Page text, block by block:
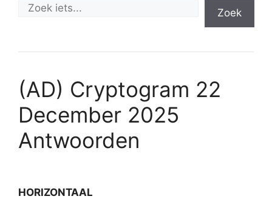
Zoek
(AD) Cryptogram 22
December 2025
Antwoorden
HORIZONTAAL